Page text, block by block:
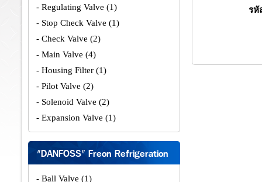
- Regulating Valve (1)
- Stop Check Valve (1)
- Check Valve (2)
- Main Valve (4)
- Housing Filter (1)
- Pilot Valve (2)
- Solenoid Valve (2)
- Expansion Valve (1)
"DANFOSS" Freon Refrigeration
- Ball Valve (1)
รหั